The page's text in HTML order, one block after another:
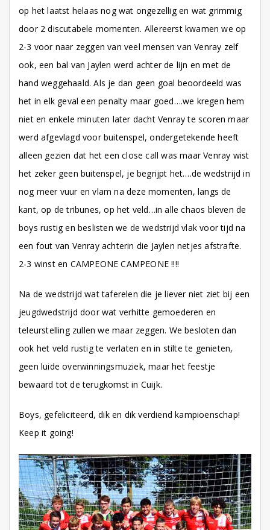
op het laatst helaas nog wat ongezellig en wat grimmig
door 2 discutabele momenten. Allereerst kwamen we op
2-3 voor naar zeggen van veel mensen van Venray zelf
ook, een bal van Jaylen werd achter de lijn en met de
hand weggehaald. Als je dan geen goal beoordeeld was
het in elk geval een penalty maar goed….we kregen hem
niet en enkele minuten later dacht Venray te scoren maar
werd afgevlagd voor buitenspel, ondergetekende heeft
alleen gezien dat het een close call was maar Venray wist
het zeker geen buitenspel, je begrijpt het….de wedstrijd in
nog meer vuur en vlam na deze momenten, langs de
kant, op de tribunes, op het veld…in alle chaos bleven de
boys rustig en beslisten we de wedstrijd vlak voor tijd na
een fout van Venray achterin die Jaylen netjes afstrafte.
2-3 winst en CAMPEONE CAMPEONE !!!!
Na de wedstrijd wat taferelen die je liever niet ziet bij een
jeugdwedstrijd door wat verhitte gemoederen en
teleurstelling zullen we maar zeggen. We besloten dan
ook het veld rustig te verlaten en in stilte te genieten,
geen luide overwinningsmuziek, maar het feestje
bewaard tot de terugkomst in Cuijk.
Boys, gefeliciteerd, dik en dik verdiend kampioenschap!
Keep it going!